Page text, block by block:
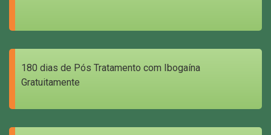
180 dias de Pós Tratamento com Ibogaína
Gratuitamente